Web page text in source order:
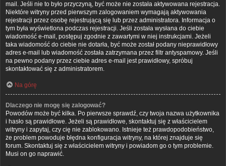
mail. Jeśli nie to było przyczyną, być może nie została aktywowana rejestracja.
Niektóre witryny przed pierwszym zalogowaniem wymagają aktywowania
rejestracji przez osobę rejestrującą się lub przez administratora. Informacja o
tym była wyświetlona podczas rejestracji. Jeśli została wysłana do ciebie
wiadomość e-mail, postępuj zgodnie z zawartymi w niej instrukcjami. Jeżeli
taka wiadomość do ciebie nie dotarła, być może został podany nieprawidłowy
adres e-mail lub wiadomość została zatrzymana przez filtr antyspamowy. Jeśli
na pewno podany przez ciebie adres e-mail jest prawidłowy, spróbuj
skontaktować się z administratorem.
Na górę
Dlaczego nie mogę się zalogować?
Powodów może być kilka. Po pierwsze sprawdź, czy twoja nazwa użytkownika
i hasło są prawidłowe. Jeżeli są prawidłowe, skontaktuj się z właścicielem
witryny i zapytaj, czy cię nie zablokowano. Istnieje też prawdopodobieństwo,
że problem powoduje błędna konfiguracja witryny, na której znajduje się
forum. Skontaktuj się z właścicielem witryny i powiadom go o tym problemie.
Musi on go naprawić.